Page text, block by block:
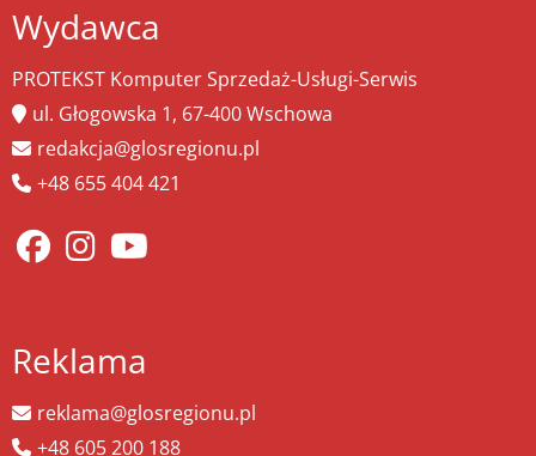
Wydawca
PROTEKST Komputer Sprzedaż-Usługi-Serwis
ul. Głogowska 1, 67-400 Wschowa
redakcja@glosregionu.pl
+48 655 404 421
Reklama
reklama@glosregionu.pl
+48 605 200 188